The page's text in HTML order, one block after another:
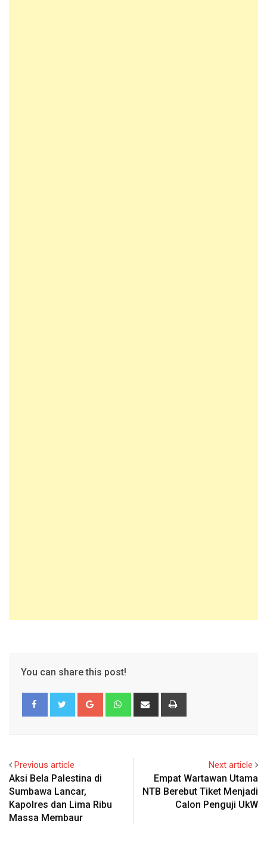
You can share this post!
Google+ WhatsappShare
Previous article
Aksi Bela Palestina di
Sumbawa Lancar,
Kapolres dan Lima Ribu
Massa Membaur
Next article
Empat Wartawan Utama
NTB Berebut Tiket Menjadi
Calon Penguji UkW